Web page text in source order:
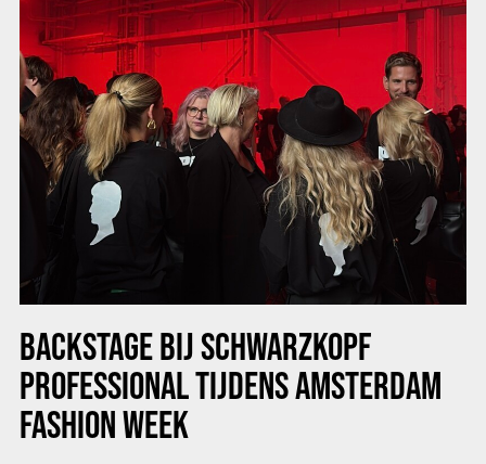
BACKSTAGE BIJ SCHWARZKOPF
PROFESSIONAL TIJDENS AMSTERDAM
FASHION WEEK